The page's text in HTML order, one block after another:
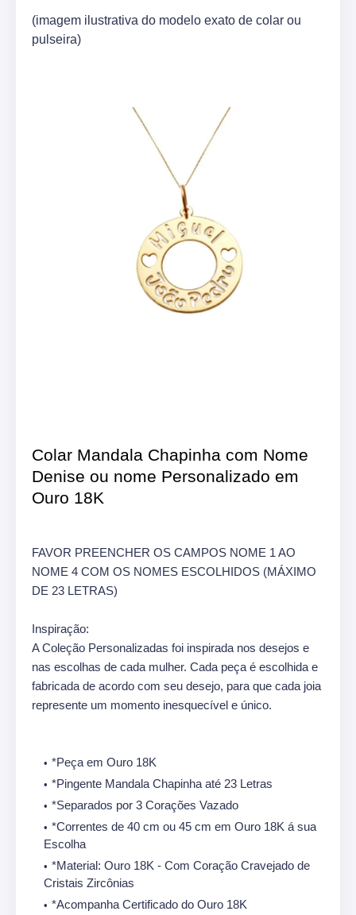
(imagem ilustrativa do modelo exato de colar ou
pulseira)
Colar Mandala Chapinha com Nome
Denise ou nome Personalizado em
Ouro 18K
FAVOR PREENCHER OS CAMPOS NOME 1 AO
NOME 4 COM OS NOMES ESCOLHIDOS (MÁXIMO
DE 23 LETRAS)
Inspiração:
A Coleção Personalizadas foi inspirada nos desejos e
nas escolhas de cada mulher. Cada peça é escolhida e
fabricada de acordo com seu desejo, para que cada joia
represente um momento inesquecível e único.
*Peça em Ouro 18K
*Pingente Mandala Chapinha até 23 Letras
*Separados por 3 Corações Vazado
*Correntes de 40 cm ou 45 cm em Ouro 18K á sua
Escolha
*Material: Ouro 18K - Com Coração Cravejado de
Cristais Zircônias
*Acompanha Certificado do Ouro 18K